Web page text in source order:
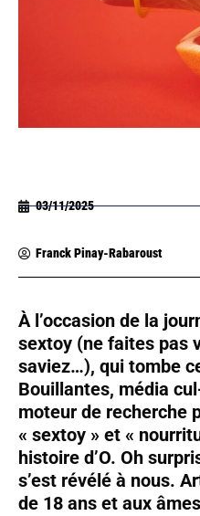
03/11/2025
Franck Pinay-Rabaroust
À l’occasion de la
sextoy (ne faites pas
saviez…), qui tombe
Bouillantes, média
moteur de recherche
« sextoy » et «
histoire d’O. Oh
s’est révélé à nous.
de 18 ans et aux